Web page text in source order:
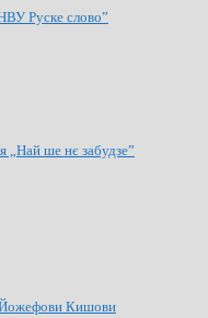
Руске слово”
„Най ше нє забудзе”
Йожефови Кишови